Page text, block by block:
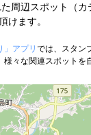
周辺スポット（カ
けます。
」アプリ では、スタン
々な関連スポットを